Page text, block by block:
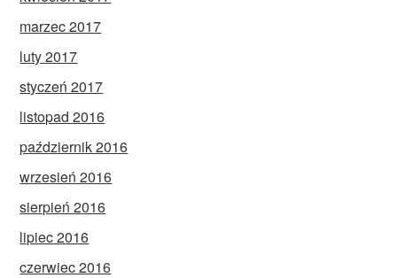
marzec 2017
luty 2017
styczeń 2017
listopad 2016
październik 2016
wrzesień 2016
sierpień 2016
lipiec 2016
czerwiec 2016